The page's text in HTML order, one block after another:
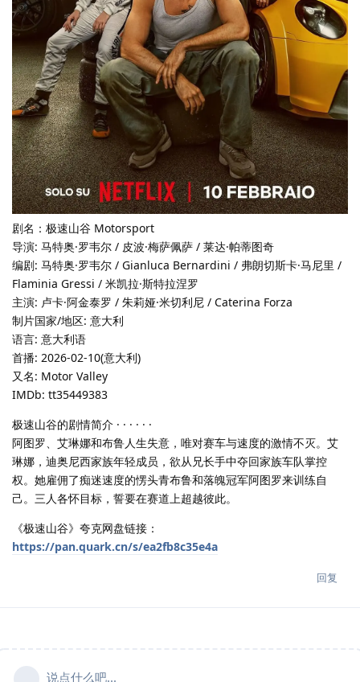
剧名：极速山谷 Motorsport
导演: 马特奥·罗韦尔 / 皮波·梅萨佩萨 / 莱达·帕蒂图奇
编剧: 马特奥·罗韦尔 / Gianluca Bernardini / 弗朗切斯卡·马尼里 /
Flaminia Gressi / 米凯拉·斯特拉涅罗
主演: 卢卡·阿金泰罗 / 朱莉娅·米切利尼 / Caterina Forza
制片国家/地区: 意大利
语言: 意大利语
首播: 2026-02-10(意大利)
又名: Motor Valley
IMDb: tt35449383
极速山谷的剧情简介 · · · · · ·
阿图罗、艾琳娜和布鲁人生失意，唯对赛车与速度的激情不灭。艾
琳娜，迪奥尼西家族年轻成员，欲从兄长手中夺回家族车队掌控
权。她雇佣了痴迷速度的愣头青布鲁和落魄冠军阿图罗来训练自
己。三人各怀目标，誓要在赛道上超越彼此。
《极速山谷》夸克网盘链接：
https://pan.quark.cn/s/ea2fb8c35e4a
回复
说点什么吧...